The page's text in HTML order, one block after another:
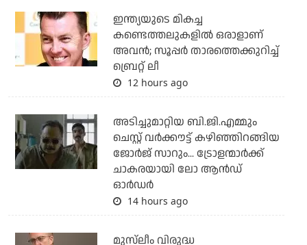
ഇന്ത്യയുടെ മികച്ച
കണ്ടെത്തലുകളില്‍ ഒരാളാണ്
അവന്‍; സൂപ്പര്‍ താരത്തെക്കുറിച്ച്
ബ്രെറ്റ് ലീ
12 hours ago
അടിച്ചുമാറ്റിയ ബി.ജി.എമ്മും
ചെസ്റ്റ് വര്‍ക്കൗട്ട് കഴിഞ്ഞിറങ്ങിയ
ജോര്‍ജ് സാറും... ട്രോളന്മാര്‍ക്ക്
ചാകരയായി ലോ ആന്‍ഡ്
ഓര്‍ഡര്‍
14 hours ago
മുസ്‌ലീം വിരുദ്ധ